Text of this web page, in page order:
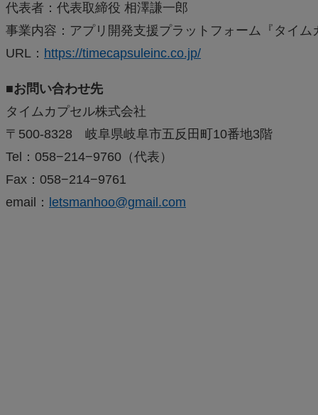
代表者：代表取締役 相澤謙一郎
事業内容：アプリ開発支援プラットフォーム『タイ
URL： https://timecapsuleinc.co.jp/
■お問い合わせ先
タイムカプセル株式会社
〒500-8328 岐阜県岐阜市五反田町10番地3階
Tel：058−214−9760（代表）
Fax：058−214−9761
email： letsmanhoo@gmail.com